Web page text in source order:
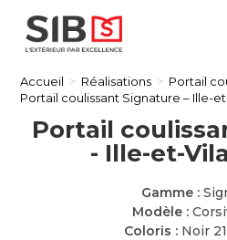
Accueil > Réalisations > Portail
Portail coulissant Signature – Ille-
Portail
- Ille-et-
Gamme :
Modèle :
Coloris : Noir